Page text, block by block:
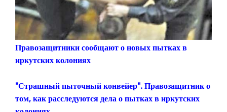
Правозащитники сообщают о новых пытках в
иркутских колониях
"Страшный пыточный конвейер". Правозащитник о
том, как расследуются дела о пытках в иркутских